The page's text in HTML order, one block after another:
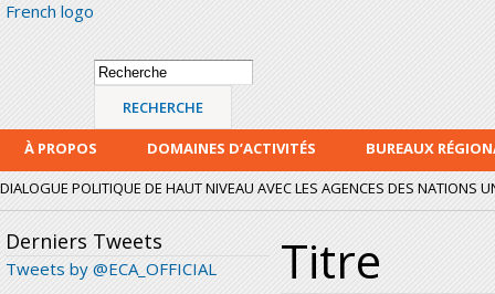
French logo
Formulaire de
recherche
Recherche
À PROPOS DOMAINES D’ACTIVITÉS
BUREAUX
DIALOGUE POLITIQUE DE HAUT NIVEAU AVEC LES AGENCES DES NATIONS
Derniers Tweets
Tweets by @ECA_OFFICIAL Titre